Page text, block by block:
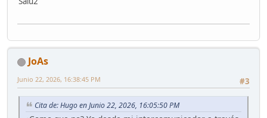
JoAs
#3
Junio 22, 2026, 16:38:45 PM
Cita de: Hugo en Junio 22, 2026, 16:05:50 PM